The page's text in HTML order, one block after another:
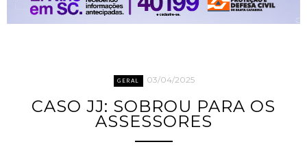
GERAL 03/04/2025
CASO JJ: SOBROU PARA OS
ASSESSORES